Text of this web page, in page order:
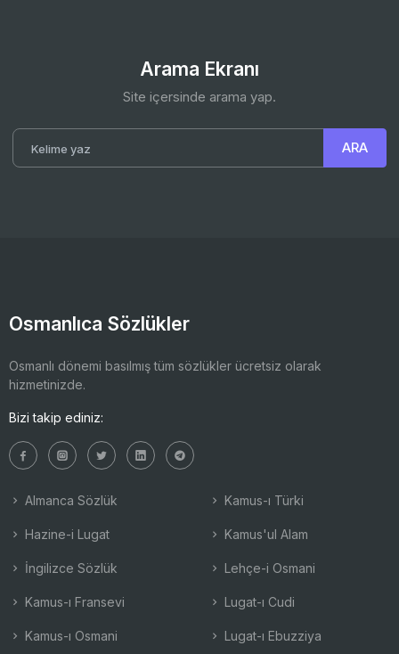
Arama Ekranı
Site içersinde arama yap.
Osmanlıca Sözlükler
Osmanlı dönemi basılmış tüm sözlükler ücretsiz olarak
hizmetinizde.
Bizi takip ediniz:
Almanca Sözlük
Hazine-i Lugat
İngilizce Sözlük
Kamus-ı Fransevi
Kamus-ı Osmani
Kamus-ı Türki
Kamus'ul Alam
Lehçe-i Osmani
Lugat-ı Cudi
Lugat-ı Ebuzziya